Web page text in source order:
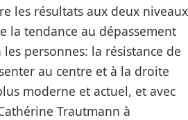
les résultats aux deux niveaux
la tendance au dépassement
personnes: la résistance de
au centre et à la droite
moderne et actuel, et avec
Trautmann à